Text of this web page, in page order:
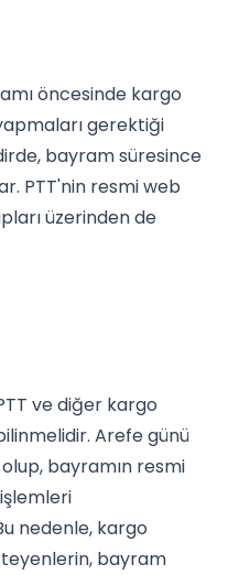
öncesinde kargo
gerektiği
bayram süresince
PTT'nin resmi web
üzerinden de
ve diğer kargo
Arefe günü
bayramın resmi
nedenle, kargo
bayram